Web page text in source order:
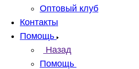
Оптовый клуб
Контакты
Помощь
Назад
Помощь